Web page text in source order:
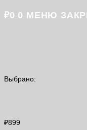
₽0 0 МЕНЮ
Выбрано:
₽899